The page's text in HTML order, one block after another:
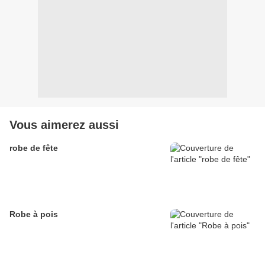
Vous aimerez aussi
robe de fête
Robe à pois